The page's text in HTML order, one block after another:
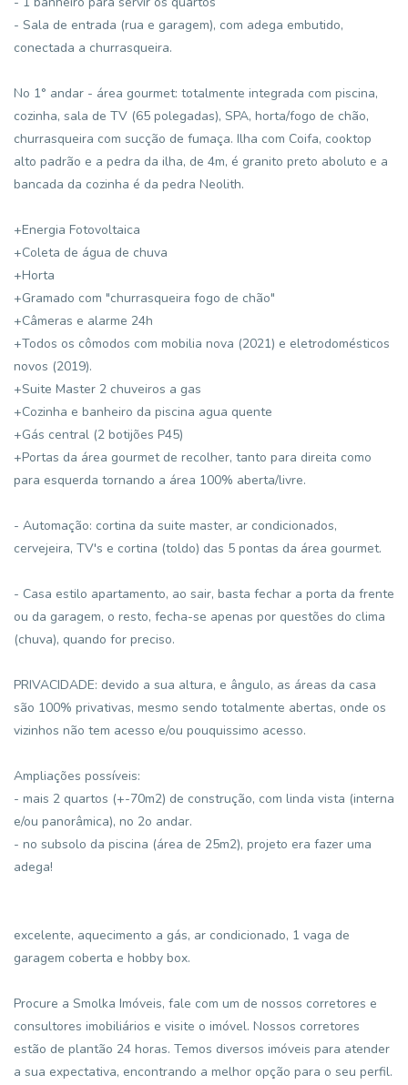
- Sala de entrada (rua e garagem), com adega embutido,
conectada a churrasqueira.
No 1° andar - área gourmet: totalmente integrada com piscina,
cozinha, sala de TV (65 polegadas), SPA, horta/fogo de chão,
churrasqueira com sucção de fumaça. Ilha com Coifa, cooktop
alto padrão e a pedra da ilha, de 4m, é granito preto aboluto e a
bancada da cozinha é da pedra Neolith.
+Energia Fotovoltaica
+Coleta de água de chuva
+Horta
+Gramado com "churrasqueira fogo de chão"
+Câmeras e alarme 24h
+Todos os cômodos com mobilia nova (2021) e eletrodomésticos
novos (2019).
+Suite Master 2 chuveiros a gas
+Cozinha e banheiro da piscina agua quente
+Gás central (2 botijões P45)
+Portas da área gourmet de recolher, tanto para direita como
para esquerda tornando a área 100% aberta/livre.
- Automação: cortina da suite master, ar condicionados,
cervejeira, TV's e cortina (toldo) das 5 pontas da área gourmet.
- Casa estilo apartamento, ao sair, basta fechar a porta da frente
ou da garagem, o resto, fecha-se apenas por questões do clima
(chuva), quando for preciso.
PRIVACIDADE: devido a sua altura, e ângulo, as áreas da casa
são 100% privativas, mesmo sendo totalmente abertas, onde os
vizinhos não tem acesso e/ou pouquissimo acesso.
Ampliações possíveis:
- mais 2 quartos (+-70m2) de construção, com linda vista (interna
e/ou panorâmica), no 2o andar.
- no subsolo da piscina (área de 25m2), projeto era fazer uma
adega!
excelente, aquecimento a gás, ar condicionado, 1 vaga de
garagem coberta e hobby box.
Procure a Smolka Imóveis, fale com um de nossos corretores e
consultores imobiliários e visite o imóvel. Nossos corretores
estão de plantão 24 horas. Temos diversos imóveis para atender
a sua expectativa, encontrando a melhor opção para o seu perfil.